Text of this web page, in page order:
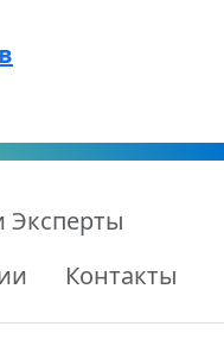
Эксперты
Контакты